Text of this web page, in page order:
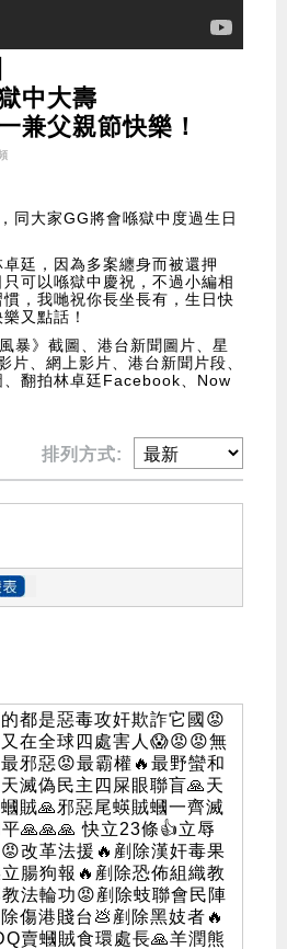
中大壽
兼父親節快樂！
同大家GG將會喺獄中度過生日
廷，因為多案纏身而被還押
可以喺獄中慶祝，不過小編相
，我哋祝你長坐長有，生日快
又點話！
暴》截圖、港台新聞圖片、星
片、網上影片、港台新聞片段、
、翻拍林卓廷Facebook、Now
排列方式:
都是惡毒攻奸欺詐它國😡
在全球四處害人😱😡😡無
邪惡😡最霸權🔥最野蠻和
滅偽民主四屎眼聯盲🙏天
賊🙏邪惡尾蝧賊蟈一齊滅
🙏🙏🙏 快立23條👍立辱
改革法援🔥剷除漢奸毒果
腸狗報🔥剷除恐佈組織教
法輪功😡剷除蚑聯會民陣
傷港賤台💩剷除黑妓者🔥
賣蟈賊食環處長🙏羊潤熊